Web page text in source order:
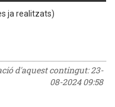
ja realitzats)
d'aquest contingut:23-
08-2024 09:58